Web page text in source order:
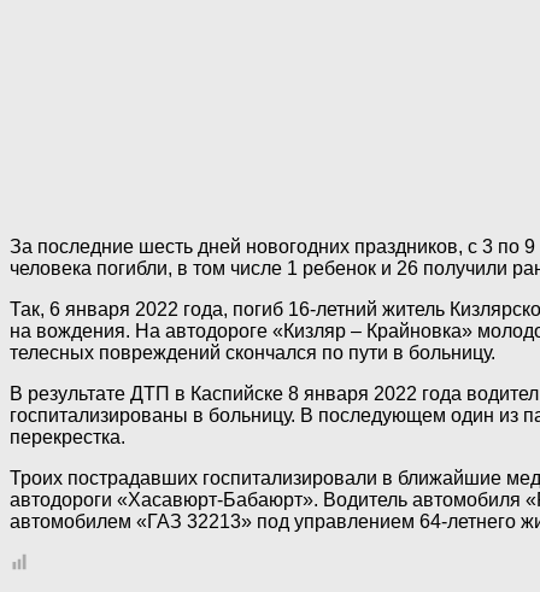
За последние шесть дней новогодних праздников, с 3 по
человека погибли, в том числе 1 ребенок и 26 получили
Так, 6 января 2022 года, погиб 16-летний житель
на вождения. На автодороге «Кизляр – Крайновка»
телесных повреждений скончался по пути в больницу.
В результате ДТП в Каспийске 8 января 2022 года
госпитализированы в больницу. В последующем один из
перекрестка.
Троих пострадавших госпитализировали в ближайшие
автодороги «Хасавюрт-Бабаюрт». Водитель автомобиля
автомобилем «ГАЗ 32213» под управлением 64-летнего